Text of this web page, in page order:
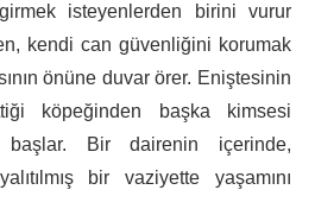
isteyenlerden birini vurur
kendi can güvenliğini korumak
önüne duvar örer. Eniştesinin
köpeğinden başka kimsesi
başlar. Bir dairenin içerinde,
bir vaziyette yaşamını